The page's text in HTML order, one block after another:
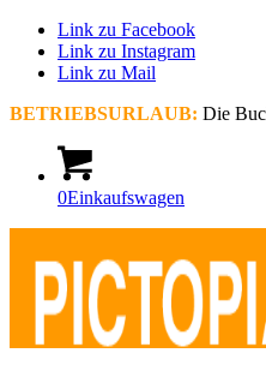
Link zu Facebook
Link zu Instagram
Link zu Mail
BETRIEBSURLAUB: Die
0Einkaufswagen